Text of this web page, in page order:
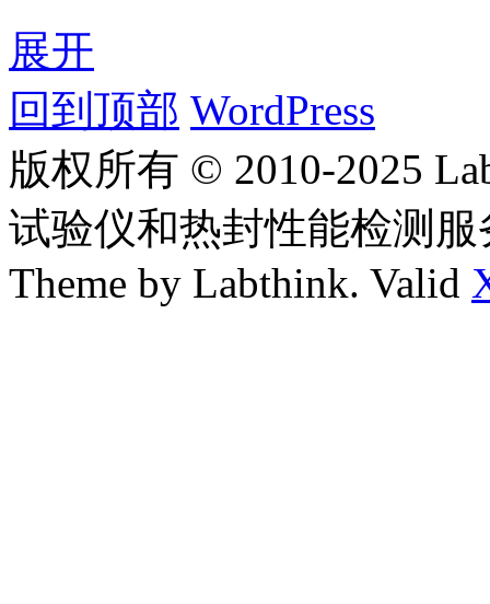
展开
回到顶部 WordPress
版权所有 © 2010-2025
试验仪和热封性能检测
Theme by Labthink. Valid